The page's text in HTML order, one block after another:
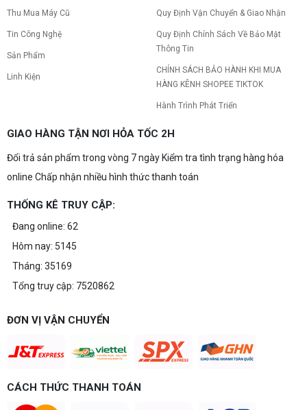
Thu Mua Máy Cũ
Tin Công Nghệ
Sản Phẩm
Linh Kiện
Quy Định Vận Chuyển & Giao Nhận
Quy Định Chính Sách Về Bảo Mật
Thông Tin
CHÍNH SÁCH BẢO HÀNH KHI MUA
HÀNG KÊNH SHOPEE TIKTOK
Hành Trình Phát Triển
GIAO HÀNG TẬN NƠI HỎA TỐC 2H
Đổi trả sản phẩm trong vòng 7 ngày Kiểm tra tình trạng hàng hóa
online Chấp nhận nhiều hình thức thanh toán
THỐNG KÊ TRUY CẬP:
Đang online: 62
Hôm nay: 5145
Tháng: 35169
Tổng truy cập: 7520862
ĐƠN VỊ VẬN CHUYỂN
CÁCH THỨC THANH TOÁN